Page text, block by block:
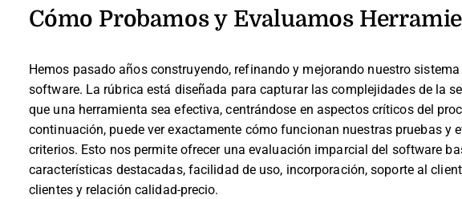
Cómo Probamos y Evaluamos
Hemos pasado años construyendo, refinando y mejorando nuestro
software. La rúbrica está diseñada para capturar las complejidades de la
que una herramienta sea efectiva, centrándose en aspectos críticos del
continuación, puede ver exactamente cómo funcionan nuestras pruebas y
criterios. Esto nos permite ofrecer una evaluación imparcial del software
características destacadas, facilidad de uso, incorporación, soporte al
clientes y relación calidad-precio.